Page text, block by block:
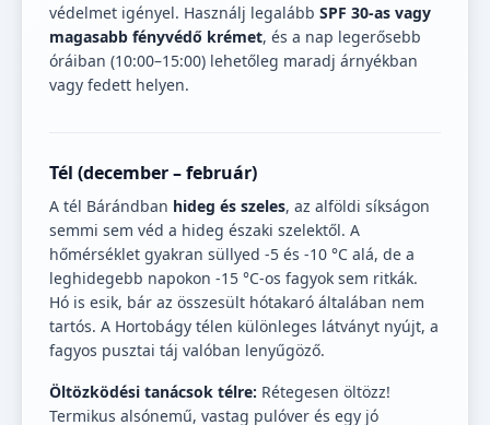
védelmet igényel. Használj legalább SPF 30-as vagy
magasabb fényvédő krémet, és a nap legerősebb
óráiban (10:00–15:00) lehetőleg maradj árnyékban
vagy fedett helyen.
Tél (december – február)
A tél Bárándban hideg és szeles, az alföldi síkságon
semmi sem véd a hideg északi szelektől. A
hőmérséklet gyakran süllyed -5 és -10 °C alá, de a
leghidegebb napokon -15 °C-os fagyok sem ritkák.
Hó is esik, bár az összesült hótakaró általában nem
tartós. A Hortobágy télen különleges látványt nyújt, a
fagyos pusztai táj valóban lenyűgöző.
Öltözködési tanácsok télre: Rétegesen öltözz!
Termikus alsónemű, vastag pulóver és egy jó